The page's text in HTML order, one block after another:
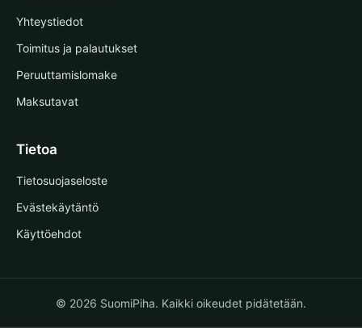
Yhteystiedot
Toimitus ja palautukset
Peruuttamislomake
Maksutavat
Tietoa
Tietosuojaseloste
Evästekäytäntö
Käyttöehdot
© 2026 SuomiPiha. Kaikki oikeudet pidätetään.